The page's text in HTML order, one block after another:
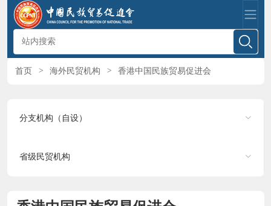
首页 > 海外民贸机构 > 香港中国民族贸易促进会
分支机构（自设）
省级民贸机构